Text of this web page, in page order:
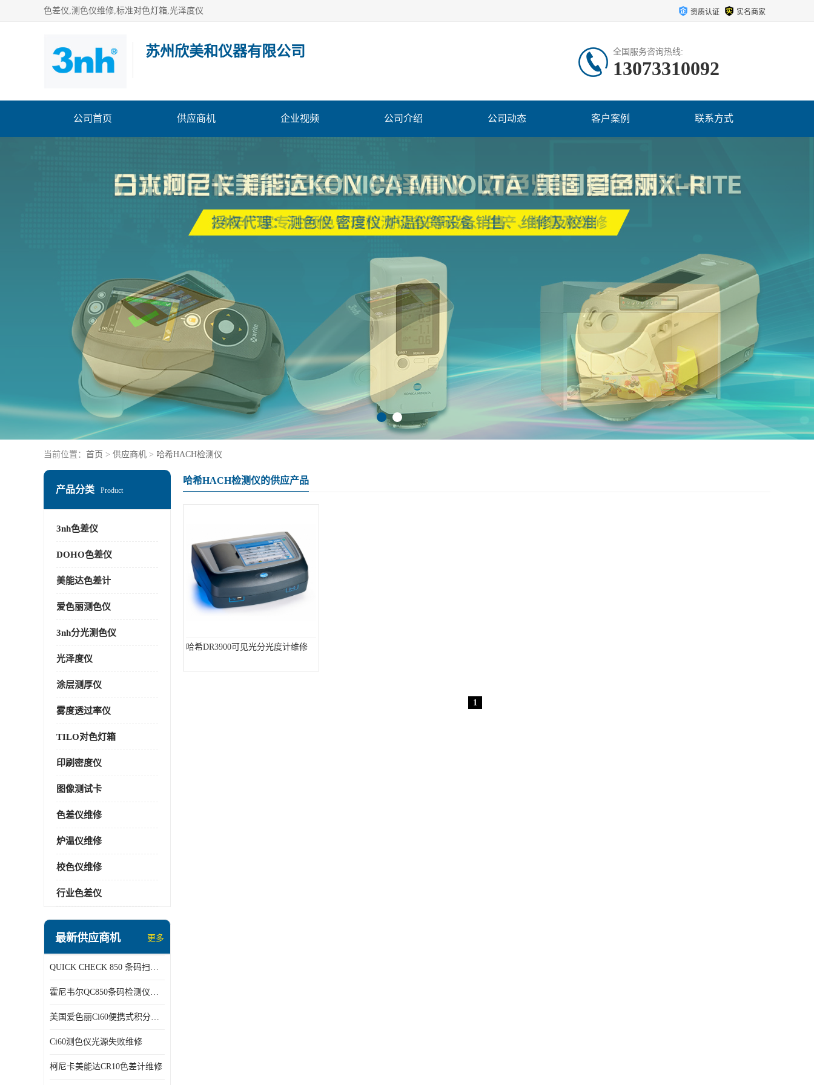
色差仪,测色仪维修,标准对色灯箱,光泽度仪 资质认证 实名商家
苏州欣美和仪器有限公司 全国服务咨询热线:
13073310092
公司首页 供应商机 企业视频 公司介绍 公司动态 客户案例 联系方式
当前位置： 首页 > 供应商机 > 哈希HACH检测仪
产品分类 Product
3nh色差仪
DOHO色差仪
美能达色差计
爱色丽测色仪
3nh分光测色仪
光泽度仪
涂层测厚仪
雾度透过率仪
TILO对色灯箱
印刷密度仪
图像测试卡
色差仪维修
炉温仪维修
校色仪维修
行业色差仪
最新供应商机 更多
QUICK CHECK 850 条码扫描仪维修
霍尼韦尔QC850条码检测仪维修
美国爱色丽Ci60便携式积分球分光光度仪
Ci60测色仪光源失败维修
柯尼卡美能达CR10色差计维修
哈希HACH检测仪的供应产品
哈希DR3900可见光分光度计维修
1